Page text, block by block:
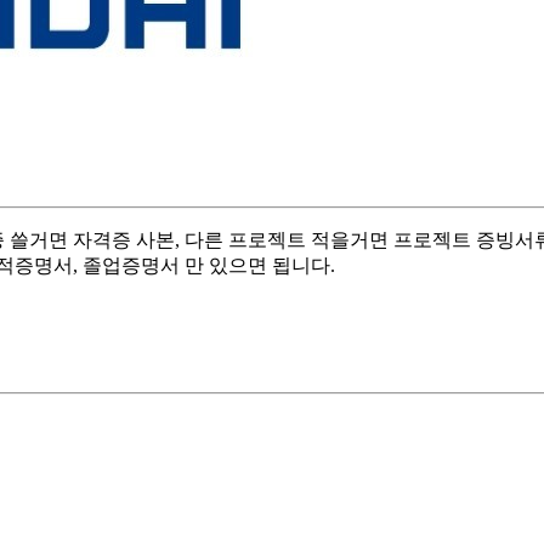
거면 자격증 사본, 다른 프로젝트 적을거면 프로젝트 증빙
증명서, 졸업증명서 만 있으면 됩니다.